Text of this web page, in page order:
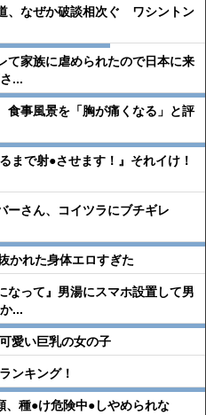
、なぜか破談相次ぐ ワシントン
て家族に虐められたので日本に来
...
食事風景を「胸が痛くなる」と評
まで射●︎させます！』それイけ！
ーさん、コイツラにブチギレ
かれた身体エロすぎた
なって』男湯にスマホ設置して男
...
愛い巨乳の女の子
ンキング！
、種●︎け危険中●︎しやめられな